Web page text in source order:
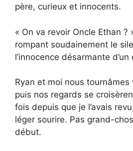
père, curieux et innocents.
« On va revoir Oncle Ethan
rompant soudainement le
l’innocence désarmante d’un
Ryan et moi nous tournâmes
puis nos regards se
fois depuis que je l’avais
léger sourire. Pas grand-
début.